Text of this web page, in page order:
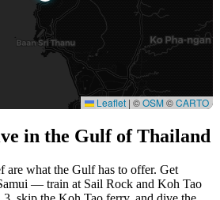
Leaflet | ©OSM©CARTO
in the Gulf of Thailand
are what the Gulf has to offer. Get
— train at Sail Rock and Koh Tao